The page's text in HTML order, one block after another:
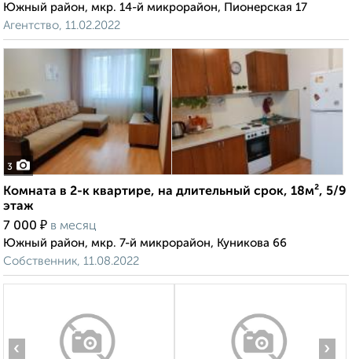
Южный район, мкр. 14-й микрорайон, Пионерская 17
Агентство, 11.02.2022
3
Комната в 2-к квартире, на длительный срок, 18м², 5/9
этаж
7 000 ₽ в месяц
Южный район, мкр. 7-й микрорайон, Куникова 66
Собственник, 11.08.2022
‹ ›